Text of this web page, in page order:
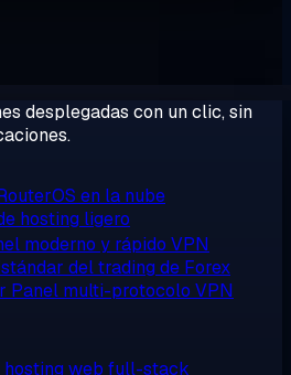
desplegadas con un clic, sin
en la nube
hosting ligero
moderno y rápido VPN
del trading de Forex
Panel multi-protocolo VPN
hosting web full-stack